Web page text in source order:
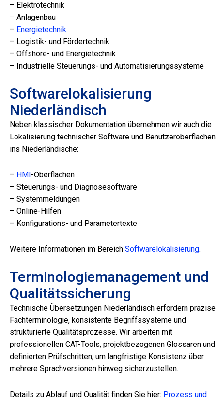
– Elektrotechnik
– Anlagenbau
– Energietechnik
– Logistik- und Fördertechnik
– Offshore- und Energietechnik
– Industrielle Steuerungs- und Automatisierungssysteme
Softwarelokalisierung
Niederländisch
Neben klassischer Dokumentation übernehmen wir auch die
Lokalisierung technischer Software und Benutzeroberflächen
ins Niederländische:
– HMI -Oberflächen
– Steuerungs- und Diagnosesoftware
– Systemmeldungen
– Online-Hilfen
– Konfigurations- und Parametertexte
Weitere Informationen im Bereich Softwarelokalisierung.
Terminologiemanagement und
Qualitätssicherung
Technische Übersetzungen Niederländisch erfordern präzise
Fachterminologie, konsistente Begriffssysteme und
strukturierte Qualitätsprozesse. Wir arbeiten mit
professionellen CAT-Tools, projektbezogenen Glossaren und
definierten Prüfschritten, um langfristige Konsistenz über
mehrere Sprachversionen hinweg sicherzustellen.
Details zu Ablauf und Qualität finden Sie hier: Prozess und